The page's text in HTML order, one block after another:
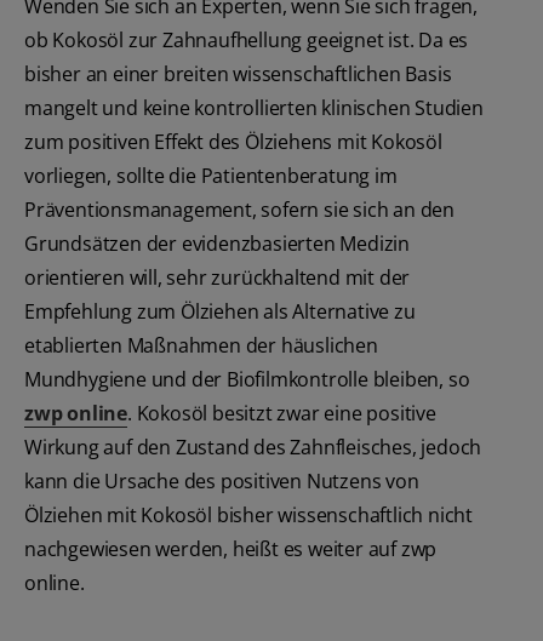
Wenden Sie sich an Experten, wenn Sie sich fragen,
ob Kokosöl zur Zahnaufhellung geeignet ist. Da es
bisher an einer breiten wissenschaftlichen Basis
mangelt und keine kontrollierten klinischen Studien
zum positiven Effekt des Ölziehens mit Kokosöl
vorliegen, sollte die Patientenberatung im
Präventionsmanagement, sofern sie sich an den
Grundsätzen der evidenzbasierten Medizin
orientieren will, sehr zurückhaltend mit der
Empfehlung zum Ölziehen als Alternative zu
etablierten Maßnahmen der häuslichen
Mundhygiene und der Biofilmkontrolle bleiben, so
zwp online. Kokosöl besitzt zwar eine positive
Wirkung auf den Zustand des Zahnfleisches, jedoch
kann die Ursache des positiven Nutzens von
Ölziehen mit Kokosöl bisher wissenschaftlich nicht
nachgewiesen werden, heißt es weiter auf zwp
online.